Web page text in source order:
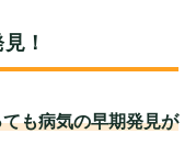
！
も病気の早期発見が